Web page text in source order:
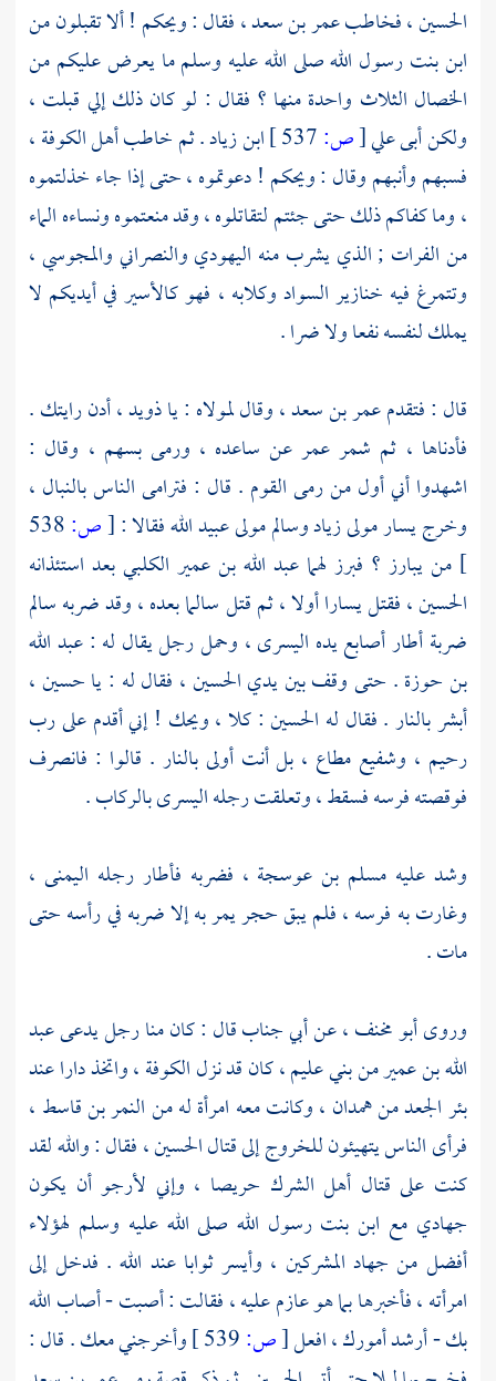
الحسين، فخاطبعمر بن سعد، فقال : ويحكم ! ألا تقبلون من
ابن بنت رسول الله صلى الله عليه وسلم ما يعرض عليكم من
الخصال الثلاث واحدة منها ؟ فقال : لو كان ذلك إلي قبلت ،
ولكن أبى علي[ص: ابن زياد. ثم خاطبأهلالكوفة،
فسبهم وأنبهم وقال : ويحكم ! دعوتموه ، حتى إذا جاء خذلتموه
، وما كفاكم ذلك حتى جئتم لتقاتلوه ، وقد منعتموه ونساءه الماء
منالفرات ; الذي يشرب منه اليهودي والنصراني والمجوسي ،
وتتمرغ فيه خنازير السواد وكلابه ، فهو كالأسير في أيديكم لا
يملك لنفسه نفعا ولا ضرا .
قال : فتقدمعمر بن سعد، وقال لمولاه : يا ذويد ، أدن رايتك .
فأدناها ، ثم شمر عمر عن ساعده ، ورمى بسهم ، وقال :
اشهدوا أني أول من رمى القوم . قال : فترامى الناس بالنبال ،
وخرجيسار مولى زيادوسالم مولى عبيد اللهفقالا :[ص:538
]من يبارز ؟ فبرز لهما عبد الله بن عمير الكلبيبعد استئذانه
الحسين، فقتليساراأولا ، ثم قتلسالمابعده ، وقد ضربهسالم
ضربة أطار أصابع يده اليسرى ، وحمل رجل يقال له :عبد الله
بن حوزة. حتى وقف بين يديالحسين، فقال له : ياحسين،
أبشر بالنار . فقال له الحسين: كلا ، ويحك ! إني أقدم على رب
رحيم ، وشفيع مطاع ، بل أنت أولى بالنار . قالوا : فانصرف
فوقصته فرسه فسقط ، وتعلقت رجله اليسرى بالركاب .
وشد عليه مسلم بن عوسجة ، فضربه فأطار رجله اليمنى ،
وغارت به فرسه ، فلم يبق حجر يمر به إلا ضربه في رأسه حتى
مات .
وروىأبو مخنف، عنأبي جنابقال : كان منا رجل يدعىعبد
الله بن عميرمنبني عليم، كان قد نزلالكوفة، واتخذ دارا عند
بئر الجعدمنهمدان ، وكانت معه امرأة له منالنمر بن قاسط ،
فرأى الناس يتهيئون للخروج إلى قتالالحسين، فقال : والله لقد
كنت على قتال أهل الشرك حريصا ، وإني لأرجو أن يكون
جهادي مع ابن بنت رسول الله صلى الله عليه وسلم لهؤلاء
أفضل من جهاد المشركين ، وأيسر ثوابا عند الله . فدخل إلى
امرأته ، فأخبرها بما هو عازم عليه ، فقالت : أصبت - أصاب الله
بك - أرشد أمورك ، افعل[ص:
وأخرجني معك . قال :